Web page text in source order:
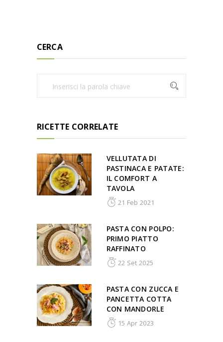
CERCA
RICETTE CORRELATE
VELLUTATA DI
PASTINACA E PATATE:
IL COMFORT A
TAVOLA
21 Feb 2021
PASTA CON POLPO:
PRIMO PIATTO
RAFFINATO
22 Set 2025
PASTA CON ZUCCA E
PANCETTA COTTA
CON MANDORLE
15 Apr 2023